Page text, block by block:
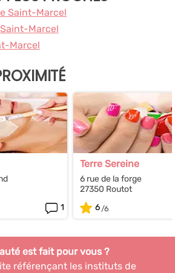
Saint-Marcel
Marcel
Marcel
1
Terre Sereine
6 rue de la forge
27350 Routot
6
est fait pour vous ?
référençant les instituts de